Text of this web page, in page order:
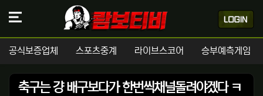
공식보증업체 스포츠중계 라이브스코어 승부예측게임
축구는 걍 배구보다가 한번씩채널돌려야겠다 ㅋ